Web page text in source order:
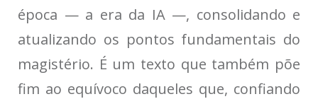
época — a era da IA —, consolidando e
atualizando os pontos fundamentais do
magistério. É um texto que também põe
fim ao equívoco daqueles que, confiando